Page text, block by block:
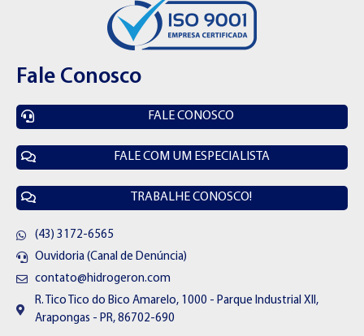
Fale Conosco
FALE CONOSCO
FALE COM UM ESPECIALISTA
TRABALHE CONOSCO!
(43) 3172-6565
Ouvidoria (Canal de Denúncia)
contato@hidrogeron.com
R. Tico Tico do Bico Amarelo, 1000 - Parque Industrial XII,
Arapongas - PR, 86702-690